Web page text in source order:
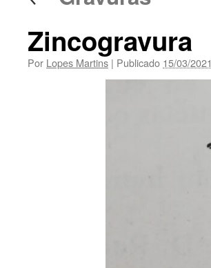
Zincogravura
Por Lopes Martins | Publicado 15/03/2021